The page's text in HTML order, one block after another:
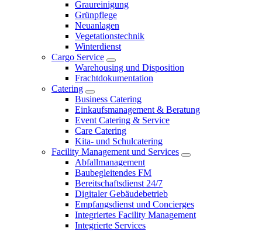
Graureinigung
Grünpflege
Neuanlagen
Vegetationstechnik
Winterdienst
Cargo Service
Warehousing und Disposition
Frachtdokumentation
Catering
Business Catering
Einkaufsmanagement & Beratung
Event Catering & Service
Care Catering
Kita- und Schulcatering
Facility Management und Services
Abfallmanagement
Baubegleitendes FM
Bereitschaftsdienst 24/7
Digitaler Gebäudebetrieb
Empfangsdienst und Concierges
Integriertes Facility Management
Integrierte Services